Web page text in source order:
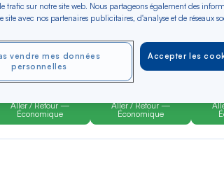
Rechercher
dans
Type de trajet
Aller-Retour
OCT 2026
Aller / Retour —
Économique
NOV 2026
Aller / Retour —
Économique
trafic sur notre site web. Nous partageons également des
avec nos partenaires publicitaires, d'analyse et de réseaux
Accepter les
vendre mes données
personnelles